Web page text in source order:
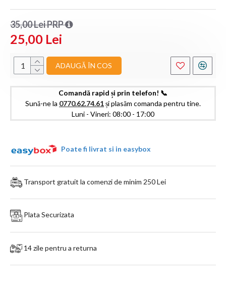
25,00 Lei
35,00 Lei PRP
ADAUGĂ ÎN COS
Comandă rapid și prin telefon! 📞
Sună-ne la 0770.62.74.61și plasăm comanda pentru tine.
Luni - Vineri: 08:00 - 17:00
Poate fi livrat si in easybox
Transport gratuit la comenzi de minim 250 Lei
Plata Securizata
14 zile pentru a returna